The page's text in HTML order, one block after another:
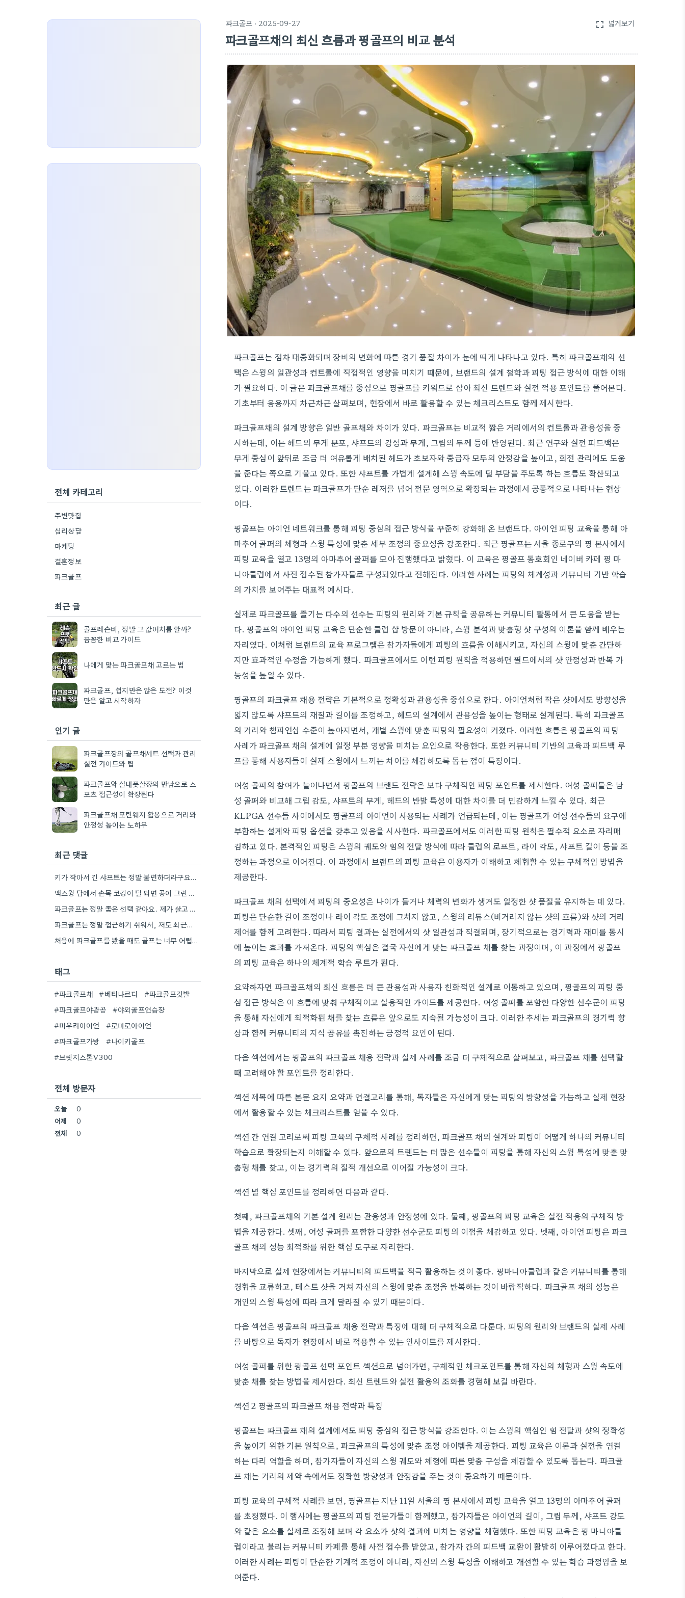
파크골프 · 2025-09-27 fullscreen 넓게보기
파크골프채의 최신 흐름과 핑골프의 비교 분석
파크골프는 점차 대중화되며 장비의 변화에 따른 경기 품질 차이가 눈에 띄게 나타나고 있다. 특히 파크골프채의 선
택은 스윙의 일관성과 컨트롤에 직접적인 영향을 미치기 때문에, 브랜드의 설계 철학과 피팅 접근 방식에 대한 이해
가 필요하다. 이 글은 파크골프채를 중심으로 핑골프를 키워드로 삼아 최신 트렌드와 실전 적용 포인트를 풀어본다.
기초부터 응용까지 차근차근 살펴보며, 현장에서 바로 활용할 수 있는 체크리스트도 함께 제시한다.
파크골프채의 설계 방향은 일반 골프채와 차이가 있다. 파크골프는 비교적 짧은 거리에서의 컨트롤과 관용성을 중
시하는데, 이는 헤드의 무게 분포, 샤프트의 강성과 무게, 그립의 두께 등에 반영된다. 최근 연구와 실전 피드백은
무게 중심이 앞뒤로 조금 더 여유롭게 배치된 헤드가 초보자와 중급자 모두의 안정감을 높이고, 회전 관리에도 도움
을 준다는 쪽으로 기울고 있다. 또한 샤프트를 가볍게 설계해 스윙 속도에 덜 부담을 주도록 하는 흐름도 확산되고
있다. 이러한 트렌드는 파크골프가 단순 레저를 넘어 전문 영역으로 확장되는 과정에서 공통적으로 나타나는 현상
이다.
핑골프는 아이언 네트워크를 통해 피팅 중심의 접근 방식을 꾸준히 강화해 온 브랜드다. 아이언 피팅 교육을 통해 아
마추어 골퍼의 체형과 스윙 특성에 맞춘 세부 조정의 중요성을 강조한다. 최근 핑골프는 서울 종로구의 핑 본사에서
피팅 교육을 열고 13명의 아마추어 골퍼를 모아 진행했다고 밝혔다. 이 교육은 핑골프 동호회인 네이버 카페 핑 마
니아클럽에서 사전 접수된 참가자들로 구성되었다고 전해진다. 이러한 사례는 피팅의 체계성과 커뮤니티 기반 학습
의 가치를 보여주는 대표적 예시다.
실제로 파크골프를 즐기는 다수의 선수는 피팅의 원리와 기본 규칙을 공유하는 커뮤니티 활동에서 큰 도움을 받는
다. 핑골프의 아이언 피팅 교육은 단순한 클럽 샵 방문이 아니라, 스윙 분석과 맞춤형 샷 구성의 이론을 함께 배우는
자리였다. 이처럼 브랜드의 교육 프로그램은 참가자들에게 피팅의 흐름을 이해시키고, 자신의 스윙에 맞춘 간단하
지만 효과적인 수정을 가능하게 했다. 파크골프에서도 이런 피팅 원칙을 적용하면 필드에서의 샷 안정성과 반복 가
능성을 높일 수 있다.
핑골프의 파크골프 채용 전략은 기본적으로 정확성과 관용성을 중심으로 한다. 아이언처럼 작은 샷에서도 방향성을
잃지 않도록 샤프트의 재질과 길이를 조정하고, 헤드의 설계에서 관용성을 높이는 형태로 설계된다. 특히 파크골프
의 거리와 챔피언십 수준이 높아지면서, 개별 스윙에 맞춘 피팅의 필요성이 커졌다. 이러한 흐름은 핑골프의 피팅
사례가 파크골프 채의 설계에 일정 부분 영향을 미치는 요인으로 작용한다. 또한 커뮤니티 기반의 교육과 피드백 루
프를 통해 사용자들이 실제 스윙에서 느끼는 차이를 체감하도록 돕는 점이 특징이다.
여성 골퍼의 참여가 늘어나면서 핑골프의 브랜드 전략은 보다 구체적인 피팅 포인트를 제시한다. 여성 골퍼들은 남
성 골퍼와 비교해 그립 감도, 샤프트의 무게, 헤드의 반발 특성에 대한 차이를 더 민감하게 느낄 수 있다. 최근
KLPGA 선수들 사이에서도 핑골프의 아이언이 사용되는 사례가 언급되는데, 이는 핑골프가 여성 선수들의 요구에
부합하는 설계와 피팅 옵션을 갖추고 있음을 시사한다. 파크골프에서도 이러한 피팅 원칙은 필수적 요소로 자리매
김하고 있다. 본격적인 피팅은 스윙의 궤도와 힘의 전달 방식에 따라 클럽의 로프트, 라이 각도, 샤프트 길이 등을 조
정하는 과정으로 이어진다. 이 과정에서 브랜드의 피팅 교육은 이용자가 이해하고 체험할 수 있는 구체적인 방법을
제공한다.
파크골프 채의 선택에서 피팅의 중요성은 나이가 들거나 체력의 변화가 생겨도 일정한 샷 품질을 유지하는 데 있다.
피팅은 단순한 길이 조정이나 라이 각도 조정에 그치지 않고, 스윙의 리듀스(비거리지 않는 샷의 흐름)와 샷의 거리
제어를 함께 고려한다. 따라서 피팅 결과는 실전에서의 샷 일관성과 직결되며, 장기적으로는 경기력과 재미를 동시
에 높이는 효과를 가져온다. 피팅의 핵심은 결국 자신에게 맞는 파크골프 채를 찾는 과정이며, 이 과정에서 핑골프
의 피팅 교육은 하나의 체계적 학습 루트가 된다.
요약하자면 파크골프채의 최신 흐름은 더 큰 관용성과 사용자 친화적인 설계로 이동하고 있으며, 핑골프의 피팅 중
심 접근 방식은 이 흐름에 맞춰 구체적이고 실용적인 가이드를 제공한다. 여성 골퍼를 포함한 다양한 선수군이 피팅
을 통해 자신에게 최적화된 채를 찾는 흐름은 앞으로도 지속될 가능성이 크다. 이러한 추세는 파크골프의 경기력 향
상과 함께 커뮤니티의 지식 공유를 촉진하는 긍정적 요인이 된다.
다음 섹션에서는 핑골프의 파크골프 채용 전략과 실제 사례를 조금 더 구체적으로 살펴보고, 파크골프 채를 선택할
때 고려해야 할 포인트를 정리한다.
섹션 제목에 따른 본문 요지 요약과 연결고리를 통해, 독자들은 자신에게 맞는 피팅의 방향성을 가늠하고 실제 현장
에서 활용할 수 있는 체크리스트를 얻을 수 있다.
섹션 간 연결 고리로써 피팅 교육의 구체적 사례를 정리하면, 파크골프 채의 설계와 피팅이 어떻게 하나의 커뮤니티
학습으로 확장되는지 이해할 수 있다. 앞으로의 트렌드는 더 많은 선수들이 피팅을 통해 자신의 스윙 특성에 맞춘 맞
춤형 채를 찾고, 이는 경기력의 질적 개선으로 이어질 가능성이 크다.
섹션 별 핵심 포인트를 정리하면 다음과 같다.
첫째, 파크골프채의 기본 설계 원리는 관용성과 안정성에 있다. 둘째, 핑골프의 피팅 교육은 실전 적용의 구체적 방
법을 제공한다. 셋째, 여성 골퍼를 포함한 다양한 선수군도 피팅의 이점을 체감하고 있다. 넷째, 아이언 피팅은 파크
골프 채의 성능 최적화를 위한 핵심 도구로 자리한다.
마지막으로 실제 현장에서는 커뮤니티의 피드백을 적극 활용하는 것이 좋다. 핑마니아클럽과 같은 커뮤니티를 통해
경험을 교류하고, 테스트 샷을 거쳐 자신의 스윙에 맞춘 조정을 반복하는 것이 바람직하다. 파크골프 채의 성능은
개인의 스윙 특성에 따라 크게 달라질 수 있기 때문이다.
다음 섹션은 핑골프의 파크골프 채용 전략과 특징에 대해 더 구체적으로 다룬다. 피팅의 원리와 브랜드의 실제 사례
를 바탕으로 독자가 현장에서 바로 적용할 수 있는 인사이트를 제시한다.
여성 골퍼를 위한 핑골프 선택 포인트 섹션으로 넘어가면, 구체적인 체크포인트를 통해 자신의 체형과 스윙 속도에
맞춘 채를 찾는 방법을 제시한다. 최신 트렌드와 실전 활용의 조화를 경험해 보길 바란다.
섹션 2 핑골프의 파크골프 채용 전략과 특징
핑골프는 파크골프 채의 설계에서도 피팅 중심의 접근 방식을 강조한다. 이는 스윙의 핵심인 힘 전달과 샷의 정확성
을 높이기 위한 기본 원칙으로, 파크골프의 특성에 맞춘 조정 아이템을 제공한다. 피팅 교육은 이론과 실전을 연결
하는 다리 역할을 하며, 참가자들이 자신의 스윙 궤도와 체형에 따른 맞춤 구성을 체감할 수 있도록 돕는다. 파크골
프 채는 거리의 제약 속에서도 정확한 방향성과 안정감을 주는 것이 중요하기 때문이다.
피팅 교육의 구체적 사례를 보면, 핑골프는 지난 11일 서울의 핑 본사에서 피팅 교육을 열고 13명의 아마추어 골퍼
를 초청했다. 이 행사에는 핑골프의 피팅 전문가들이 함께했고, 참가자들은 아이언의 길이, 그립 두께, 샤프트 강도
와 같은 요소를 실제로 조정해 보며 각 요소가 샷의 결과에 미치는 영향을 체험했다. 또한 피팅 교육은 핑 마니아클
럽이라고 불리는 커뮤니티 카페를 통해 사전 접수를 받았고, 참가자 간의 피드백 교환이 활발히 이루어졌다고 한다.
이러한 사례는 피팅이 단순한 기계적 조정이 아니라, 자신의 스윙 특성을 이해하고 개선할 수 있는 학습 과정임을 보
여준다.
전체 카테고리
주변맛집
심리상담
마케팅
결혼정보
파크골프
최근 글
골프레슨비, 정말 그 값어치를 할까?
꼼꼼한 비교 가이드
나에게 맞는 파크골프채 고르는 법
파크골프, 쉽지만은 않은 도전? 이것
만은 알고 시작하자
인기 글
파크골프장의 골프채세트 선택과 관리
실전 가이드와 팁
파크골프와 실내풋살장의 만남으로 스
포츠 접근성이 확장된다
파크골프채 포틴웨지 활용으로 거리와
안정성 높이는 노하우
최근 댓글
키가 작아서 긴 샤프트는 정말 불편하더라구요. 제가 좀 더 작은 사이즈를 찾아봐야겠어요.
백스윙 탑에서 손목 코킹이 덜 되면 공이 그린 끝에 멈추는 경우가 많더라고요. 숏게임의 핵심은 정확한…
파크골프는 정말 좋은 선택 같아요. 제가 살고 있는 곳에도 비슷한 프로그램이 있으면 좋겠어요.
파크골프는 정말 접근하기 쉬워서, 저도 최근에 동네 파크골프장에서 한 번 해봤어요. 처음에는 좀 어색했지만, 다들…
처음에 파크골프를 봤을 때도 골프는 너무 어렵다고 생각했는데, 그렇게 접근하기 쉬운 운동이 있었다니 신기하네요.
태그
#파크골프채 #베티나르디
#파크골프깃발
#파크골프야광공
#야외골프연습장
#미우라아이언
#로마로아이언
#파크골프가방
#나이키골프
#브릿지스톤V300
전체 방문자
오늘
0
어제
0
전체
0